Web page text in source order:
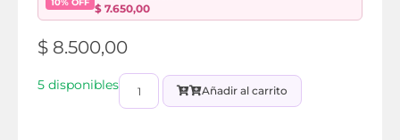
$ 7.650,00
$ 8.500,00
5 disponibles Añadir al carrito